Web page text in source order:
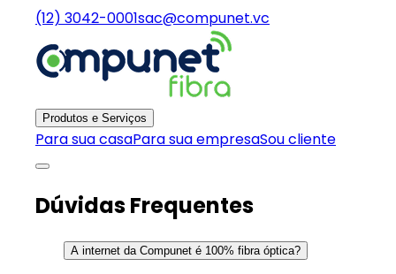
(12) 3042-0001sac@compunet.vc
Produtos e Serviços
Para sua casaPara sua empresaSou cliente
Dúvidas Frequentes
A internet da Compunet é 100% fibra óptica?